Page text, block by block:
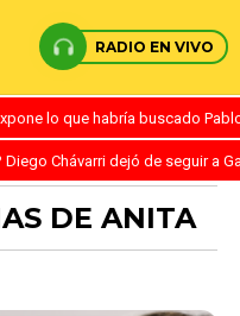
RADIO EN VIVO
lo que habría buscado
Diego Chávarri dejó de seguir a
DE ANITA